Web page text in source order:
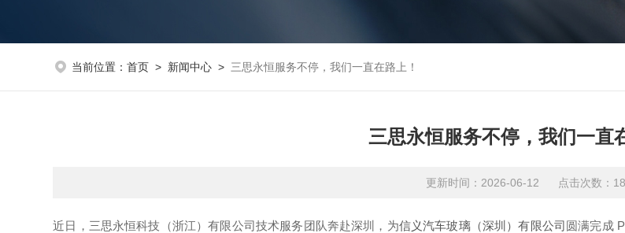
当前位置：首页 > 新闻中心 > 三思永恒服务不停，我们一直在路上！
三思永恒服务不停，我们一直
更新时间：2026-06-12 点击次数：
近日，三思永恒科技（浙江）有限公司技术服务团队奔赴深圳，为信义汽车玻璃（深圳）有限公司圆满完成